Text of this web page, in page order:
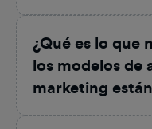
¿Qué es lo que
los modelos de
marketing